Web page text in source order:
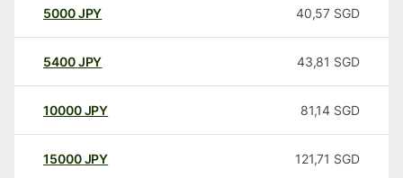
5000JPY 40,57 SGD
5400JPY 43,81 SGD
10000 JPY 81,14 SGD
15000 JPY 121,71 SGD